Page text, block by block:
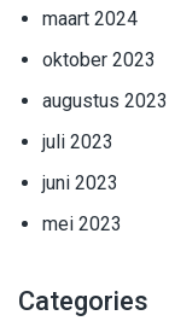
maart 2024
oktober 2023
augustus 2023
juli 2023
juni 2023
mei 2023
Categories